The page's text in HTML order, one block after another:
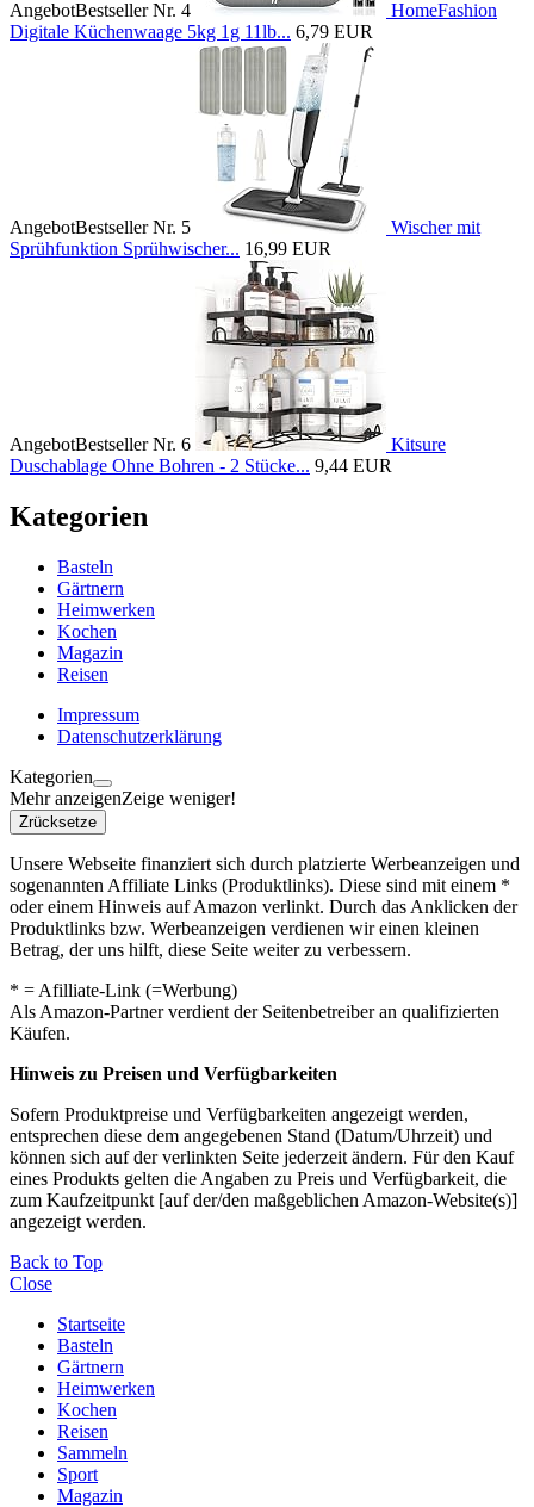
AngebotBestseller Nr. 4
HomeFashion
Digitale Küchenwaage 5kg 1g 11lb... 6,79 EUR
AngebotBestseller Nr. 5
Wischer mit
Sprühfunktion Sprühwischer... 16,99 EUR
AngebotBestseller Nr. 6
Kitsure
Duschablage Ohne Bohren - 2 Stücke... 9,44 EUR
Kategorien
Basteln
Gärtnern
Heimwerken
Kochen
Magazin
Reisen
Impressum
Datenschutzerklärung
Kategorien
Mehr anzeigenZeige weniger!
Zrücksetze
Unsere Webseite finanziert sich durch platzierte Werbeanzeigen und
sogenannten Affiliate Links (Produktlinks). Diese sind mit einem *
oder einem Hinweis auf Amazon verlinkt. Durch das Anklicken der
Produktlinks bzw. Werbeanzeigen verdienen wir einen kleinen
Betrag, der uns hilft, diese Seite weiter zu verbessern.
* = Afilliate-Link (=Werbung)
Als Amazon-Partner verdient der Seitenbetreiber an qualifizierten
Käufen.
Hinweis zu Preisen und Verfügbarkeiten
Sofern Produktpreise und Verfügbarkeiten angezeigt werden,
entsprechen diese dem angegebenen Stand (Datum/Uhrzeit) und
können sich auf der verlinkten Seite jederzeit ändern. Für den Kauf
eines Produkts gelten die Angaben zu Preis und Verfügbarkeit, die
zum Kaufzeitpunkt [auf der/den maßgeblichen Amazon-Website(s)]
angezeigt werden.
Back to Top
Close
Startseite
Basteln
Gärtnern
Heimwerken
Kochen
Reisen
Sammeln
Sport
Magazin